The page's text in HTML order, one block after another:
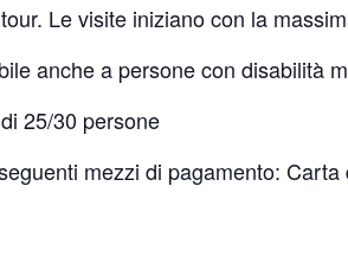
Le visite iniziano con la
anche a persone con disabilità
25/30 persone
mezzi di pagamento: